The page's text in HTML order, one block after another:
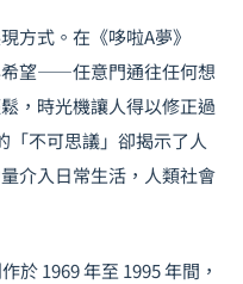
方式。在《哆啦A夢》
希望——任意門通往任何想
，時光機讓人得以修正過
「不可思議」卻揭示了人
介入日常生活，人類社會
1969 年至 1995 年間，